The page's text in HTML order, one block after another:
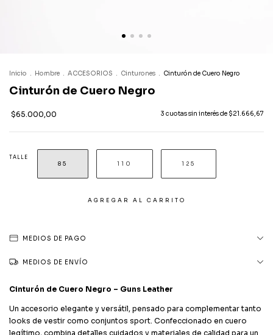
Inicio . Hombre . ACCESORIOS . Cinturones . Cinturón de Cuero Negro
Cinturón de Cuero Negro
$65.000,00 3 cuotas sin interés de $21.666,67
TALLE
85 110 125
MEDIOS DE PAGO
MEDIOS DE ENVÍO
Cinturón de Cuero Negro – Guns Leather
Un accesorio elegante y versátil, pensado para complementar tanto
looks de vestir como conjuntos sport. Confeccionado en cuero
legítimo, combina detalles cuidados y materiales de calidad para un